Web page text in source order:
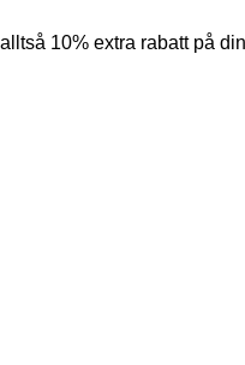
10% extra rabatt på